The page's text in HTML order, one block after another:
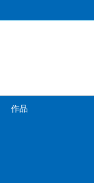
作品